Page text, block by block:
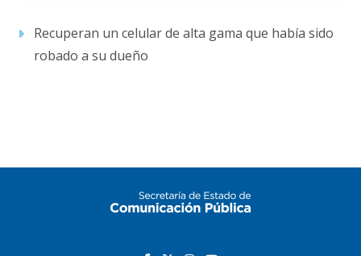
Recuperan un celular de alta gama que había sido
robado a su dueño